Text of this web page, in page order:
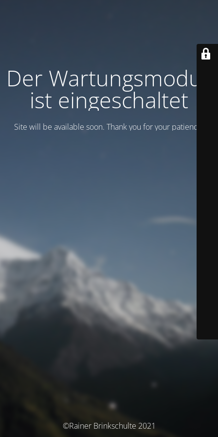
Der Wartungsmodus
ist eingeschaltet
Site will be available soon. Thank you for your patience!
©Rainer Brinkschulte 2021